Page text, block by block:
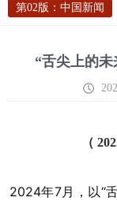
第02版：中国新闻
“舌尖上的
（
2024年7月，以“